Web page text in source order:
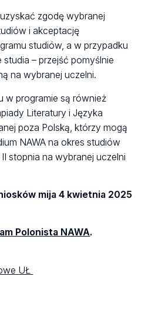
zgodę wybranej
i akceptację
studiów, a w przypadku
studia – przejść pomyślnie
na wybranej uczelni.
w programie są również
Literatury i Języka
poza Polską, którzy mogą
NAWA na okres studiów
stopnia na wybranej uczelni
mija 4 kwietnia 2025
Polonista NAWA.
UŁ